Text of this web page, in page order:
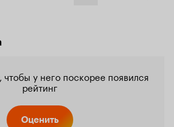
у него поскорее появился
рейтинг
Оценить